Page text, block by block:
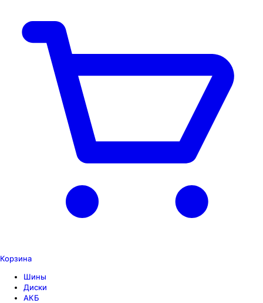
Корзина
Шины
Диски
АКБ